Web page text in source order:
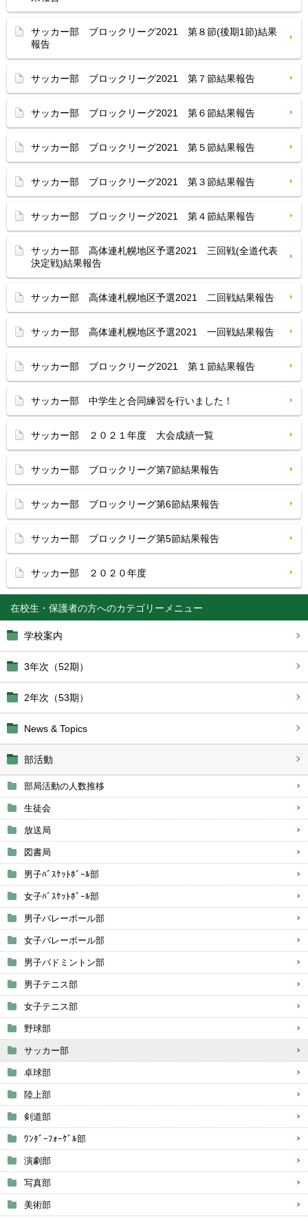
在校生・保護者の方へ
学校案内
3年次（52期）
2年次（53期）
News & Topics
部活動
部局活動の人数推移
生徒会
放送局
図書局
男子ﾊﾞｽｹｯﾄﾎﾞｰﾙ部
女子ﾊﾞｽｹｯﾄﾎﾞｰﾙ部
男子バレーボール部
女子バレーボール部
男子バドミントン部
男子テニス部
女子テニス部
野球部
サッカー部
卓球部
陸上部
剣道部
ﾜﾝﾀﾞｰﾌｫｰｹﾞﾙ部
演劇部
写真部
美術部
サッカー部 ブロックリーグ2021 第８節(後期1節)結果
報告
サッカー部 ブロックリーグ2021 第７節結果報告
サッカー部 ブロックリーグ2021 第６節結果報告
サッカー部 ブロックリーグ2021 第５節結果報告
サッカー部 ブロックリーグ2021 第３節結果報告
サッカー部 ブロックリーグ2021 第４節結果報告
サッカー部 高体連札幌地区予選2021 三回戦(全道代表
決定戦)結果報告
サッカー部 高体連札幌地区予選2021 二回戦結果報告
サッカー部 高体連札幌地区予選2021 一回戦結果報告
サッカー部 ブロックリーグ2021 第１節結果報告
サッカー部 中学生と合同練習を行いました！
サッカー部 ２０２１年度 大会成績一覧
サッカー部 ブロックリーグ第7節結果報告
サッカー部 ブロックリーグ第6節結果報告
サッカー部 ブロックリーグ第5節結果報告
サッカー部 ２０２０年度